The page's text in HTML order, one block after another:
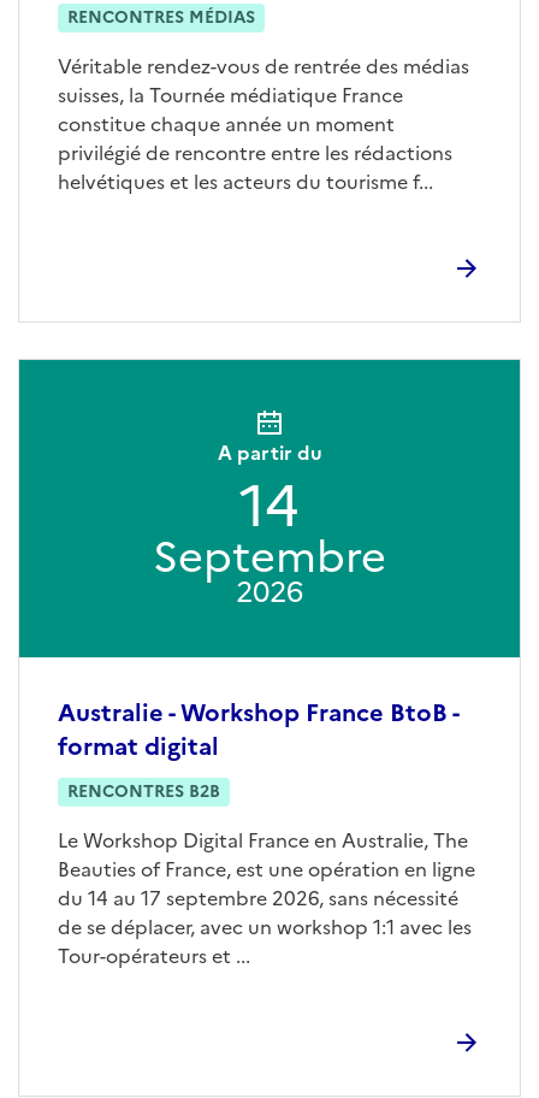
RENCONTRES MÉDIAS
Véritable rendez-vous de rentrée des médias
suisses, la Tournée médiatique France
constitue chaque année un moment
privilégié de rencontre entre les rédactions
helvétiques et les acteurs du tourisme f...
Australie - Workshop France BtoB -
format digital
RENCONTRES B2B
Le Workshop Digital France en Australie, The
Beauties of France, est une opération en ligne
du 14 au 17 septembre 2026, sans nécessité
de se déplacer, avec un workshop 1:1 avec les
Tour-opérateurs et ...
A partir du
14
Septembre
2026